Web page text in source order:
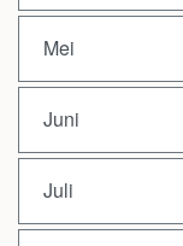
Mei
Juni
Juli